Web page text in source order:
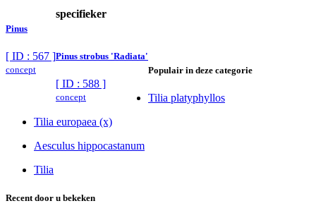
Pinus
[ ID : 567 ]
concept
specifieker
Pinus strobus 'Radiata'
[ ID : 588 ]
concept
Populair in deze categorie
Tilia platyphyllos
Tilia europaea (x)
Aesculus hippocastanum
Tilia
Recent door u bekeken